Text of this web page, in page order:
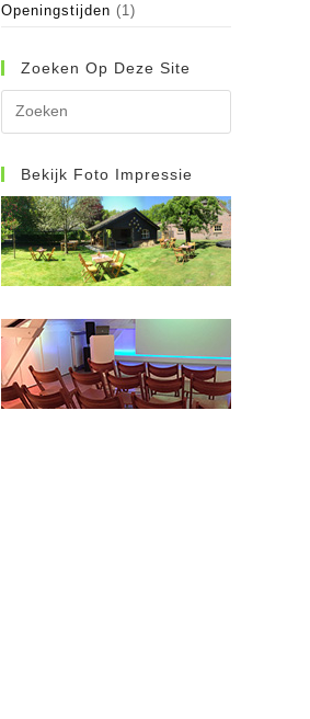
Openingstijden (1)
Zoeken Op Deze Site
te
sluiten.
Bekijk Foto Impressie